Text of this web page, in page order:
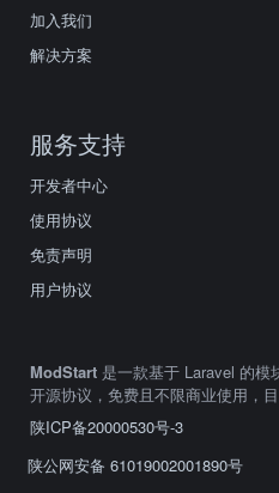
加入我们
解决方案
服务支持
开发者中心
使用协议
免责声明
用户协议
ModStart 是一款基于 Laravel 的模
开源协议，免费且不限商业使用，
陕ICP备20000530号-3
陕公网安备 61019002001890号